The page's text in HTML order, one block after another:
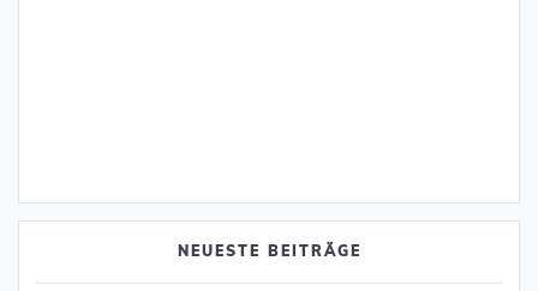
NEUESTE BEITRÄGE